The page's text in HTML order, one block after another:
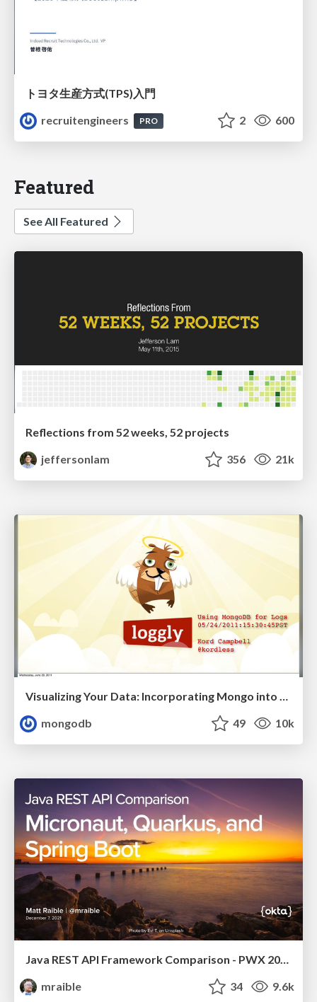
トヨタ⽣産⽅式(TPS)⼊⾨
recruitengineers
PRO 2 600
Featured
See All Featured
Reflections from 52 weeks, 52 projects
jeffersonlam
356 21k
Visualizing Your Data: Incorporating Mongo into Loggly Infrastructure
mongodb
49 10k
Java REST API Framework Comparison - PWX 2021
mraible
34 9.6k